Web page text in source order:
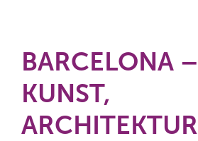
BARCELONA –
KUNST,
ARCHITEKTUR